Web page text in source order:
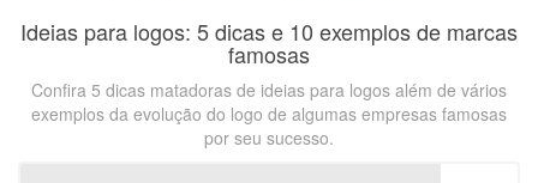
Ideias para logos: 5 dicas e 10 exemplos de marcas
famosas
Confira 5 dicas matadoras de ideias para logos além de vários
exemplos da evolução do logo de algumas empresas famosas
por seu sucesso.